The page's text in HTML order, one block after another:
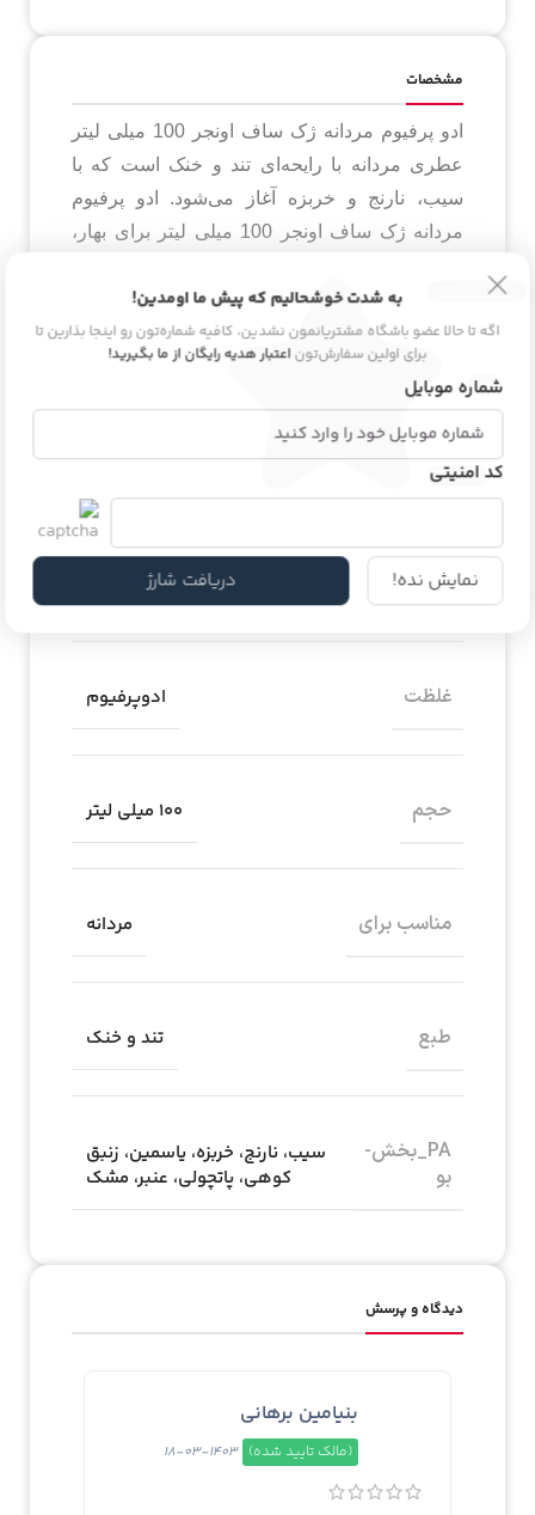
مشخصات
ادو پرفیوم مردانه ژک ساف اونجر 100 میلی لیتر
عطری مردانه با رایحه‌ای تند و خنک است که با
سیب، نارنج و خربزه آغاز می‌شود. ادو پرفیوم
مردانه ژک ساف اونجر 100 میلی لیتر برای بهار،
انتخابی شیک و پرانرژی است.
اطلاعات محصول
برند
کشور مبدا برند
غلظت ادوپرفیوم
حجم 100 میلی لیتر
مناسب برای مردانه
طبع تند و خنک
PA_بخش-
بو
سیب، نارنج، خربزه، یاسمین، زنبق
کوهی، پاتچولی، عنبر، مشک
دیدگاه و پرسش
بنیامین برهانی
(مالک تایید شده) 1403-03-18
به شدت خوشحالیم که پیش ما اومدین!
اگه تا حالا عضو باشگاه مشتریانمون نشدین، کافیه شماره‌تون رو اینجا بذارین تا
برای اولین سفارش‌تون اعتبار هدیه رایگان از ما بگیرید!
شماره موبایل
کد امنیتی
نمایش نده! دریافت شارژ